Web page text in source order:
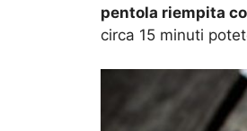
pentola riempita
circa 15 minuti